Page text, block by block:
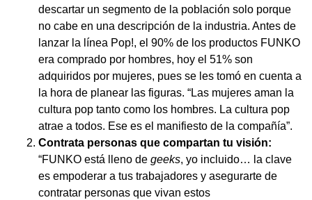
descartar un segmento de la población solo porque
no cabe en una descripción de la industria. Antes de
lanzar la línea Pop!, el 90% de los productos FUNKO
era comprado por hombres, hoy el 51% son
adquiridos por mujeres, pues se les tomó en cuenta a
la hora de planear las figuras. “Las mujeres aman la
cultura pop tanto como los hombres. La cultura pop
atrae a todos. Ese es el manifiesto de la compañía”.
Contrata personas que compartan tu visión:
“FUNKO está lleno de geeks, yo incluido… la clave
es empoderar a tus trabajadores y asegurarte de
contratar personas que vivan estos